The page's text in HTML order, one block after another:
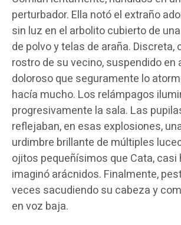
perturbador. Ella notó el extraño
sin luz en el arbolito cubierto de
de polvo y telas de araña. Discreta,
rostro de su vecino, suspendido en
doloroso que seguramente lo
hacía mucho. Los relámpagos
progresivamente la sala. Las
reflejaban, en esas explosiones,
urdimbre brillante de múltiples
ojitos pequeñísimos que Cata, casi
imaginó arácnidos. Finalmente,
veces sacudiendo su cabeza y
en voz baja.